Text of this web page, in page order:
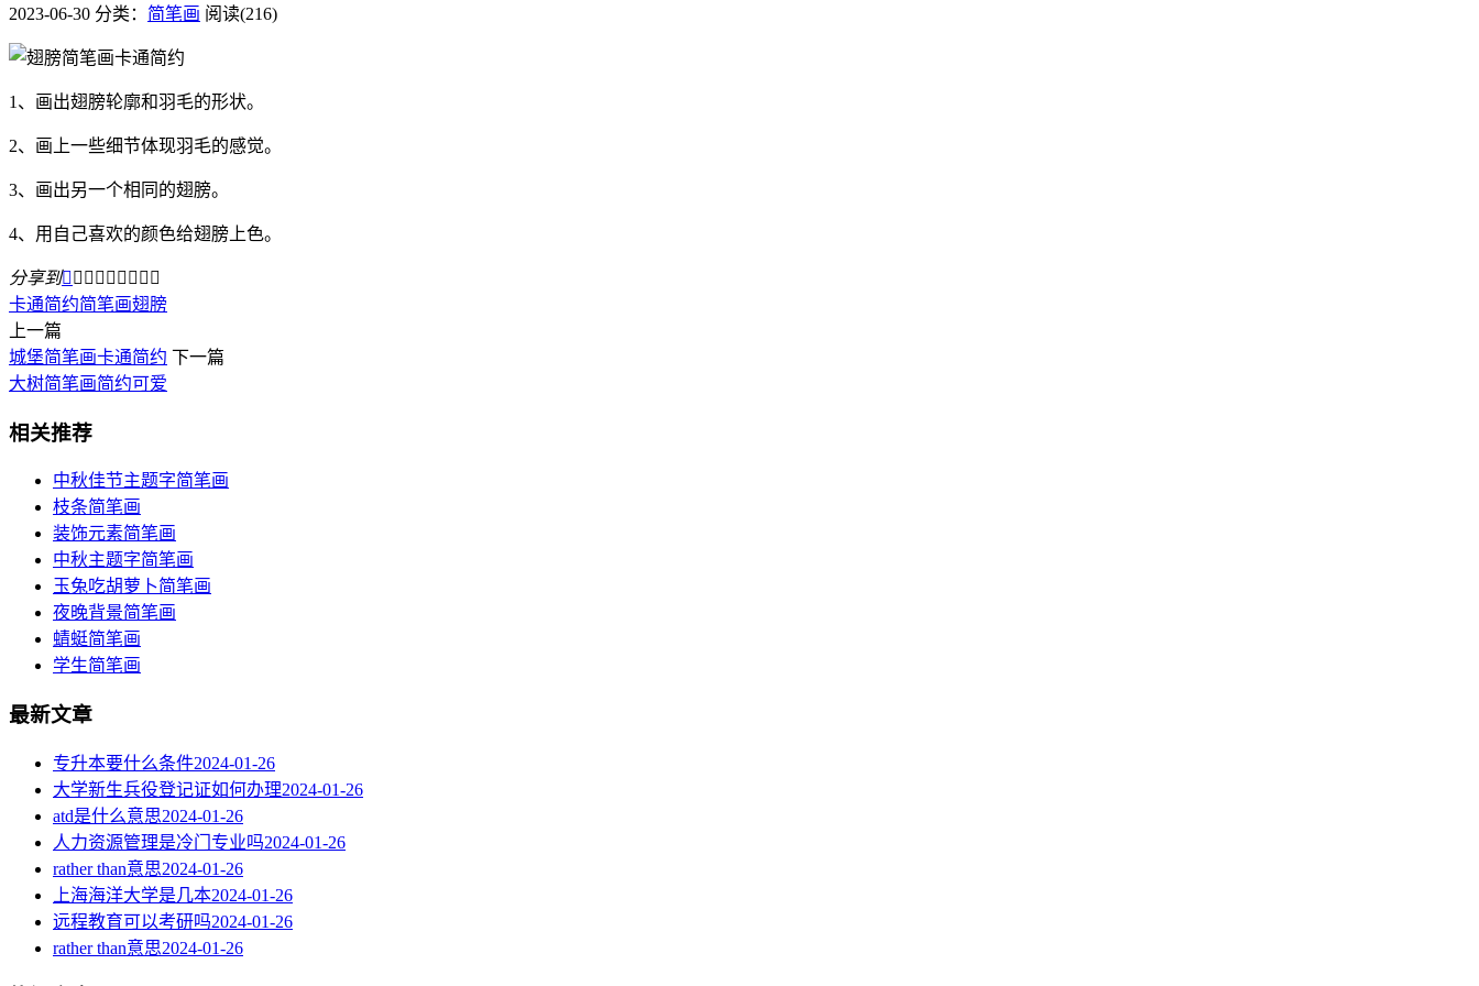
2023-06-30 分类： 简笔画 阅读(216)
1、画出翅膀轮廓和羽毛的形状。
2、画上一些细节体现羽毛的感觉。
3、画出另一个相同的翅膀。
4、用自己喜欢的颜色给翅膀上色。
分享到        
卡通简约简笔画翅膀
上一篇
城堡简笔画卡通简约 下一篇
大树简笔画简约可爱
相关推荐
中秋佳节主题字简笔画
枝条简笔画
装饰元素简笔画
中秋主题字简笔画
玉兔吃胡萝卜简笔画
夜晚背景简笔画
蜻蜓简笔画
学生简笔画
最新文章
专升本要什么条件2024-01-26
大学新生兵役登记证如何办理2024-01-26
atd是什么意思2024-01-26
人力资源管理是冷门专业吗2024-01-26
rather than意思2024-01-26
上海海洋大学是几本2024-01-26
远程教育可以考研吗2024-01-26
rather than意思2024-01-26